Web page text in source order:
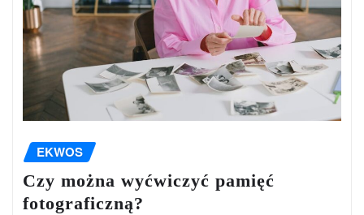
EKWOS
Czy można wyćwiczyć pamięć
fotograficzną?